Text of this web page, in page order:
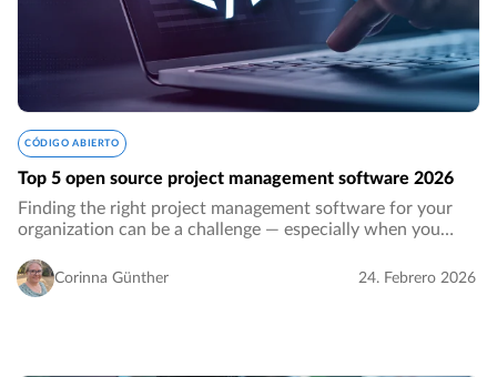
CÓDIGO ABIERTO
Top 5 open source project management software 2026
Finding the right project management software for your
organization can be a challenge — especially when you
full control over your data.…
Corinna Günther 24. Febrero 2026